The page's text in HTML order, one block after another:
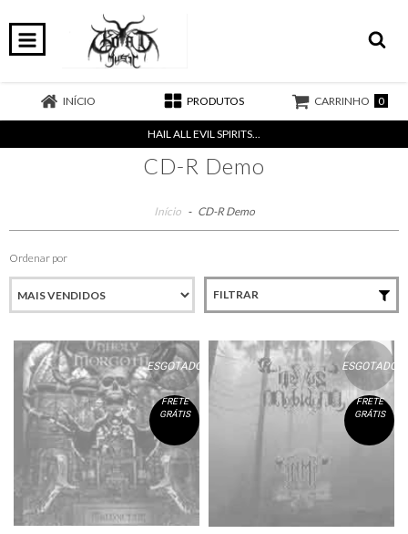
INÍCIO PRODUTOS CARRINHO 0
HAIL ALL EVIL SPIRITS...
CD-R Demo
Início - CD-R Demo
Ordenar por
FILTRAR
ESGOTADO
FRETE
GRÁTIS
ESGOTADO
FRETE
GRÁTIS